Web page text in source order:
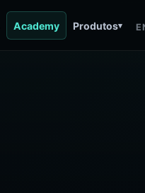
Academy Produtos▾